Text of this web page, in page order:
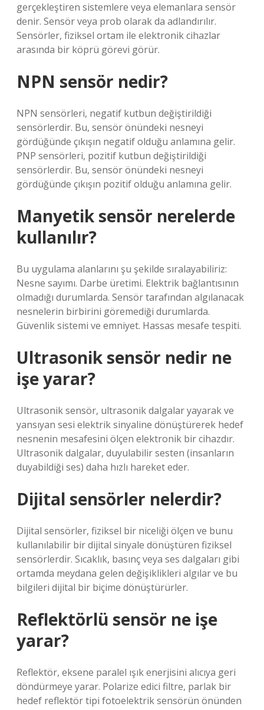
gerçekleştiren sistemlere veya elemanlara sensör
denir. Sensör veya prob olarak da adlandırılır.
Sensörler, fiziksel ortam ile elektronik cihazlar
arasında bir köprü görevi görür.
NPN sensör nedir?
NPN sensörleri, negatif kutbun değiştirildiği
sensörlerdir. Bu, sensör önündeki nesneyi
gördüğünde çıkışın negatif olduğu anlamına gelir.
PNP sensörleri, pozitif kutbun değiştirildiği
sensörlerdir. Bu, sensör önündeki nesneyi
gördüğünde çıkışın pozitif olduğu anlamına gelir.
Manyetik sensör nerelerde
kullanılır?
Bu uygulama alanlarını şu şekilde sıralayabiliriz:
Nesne sayımı. Darbe üretimi. Elektrik bağlantısının
olmadığı durumlarda. Sensör tarafından algılanacak
nesnelerin birbirini göremediği durumlarda.
Güvenlik sistemi ve emniyet. Hassas mesafe tespiti.
Ultrasonik sensör nedir ne
işe yarar?
Ultrasonik sensör, ultrasonik dalgalar yayarak ve
yansıyan sesi elektrik sinyaline dönüştürerek hedef
nesnenin mesafesini ölçen elektronik bir cihazdır.
Ultrasonik dalgalar, duyulabilir sesten (insanların
duyabildiği ses) daha hızlı hareket eder.
Dijital sensörler nelerdir?
Dijital sensörler, fiziksel bir niceliği ölçen ve bunu
kullanılabilir bir dijital sinyale dönüştüren fiziksel
sensörlerdir. Sıcaklık, basınç veya ses dalgaları gibi
ortamda meydana gelen değişiklikleri algılar ve bu
bilgileri dijital bir biçime dönüştürürler.
Reflektörlü sensör ne işe
yarar?
Reflektör, eksene paralel ışık enerjisini alıcıya geri
döndürmeye yarar. Polarize edici filtre, parlak bir
hedef reflektör tipi fotoelektrik sensörün önünden